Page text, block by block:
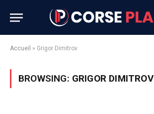
Accueil » Grigor Dimitrov
BROWSING: GRIGOR DIMITROV